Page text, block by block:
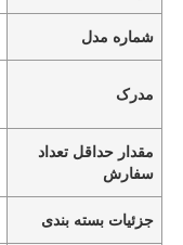
شماره مدل
مدرک
مقدار حداقل تعداد
سفارش
جزئیات بسته بندی